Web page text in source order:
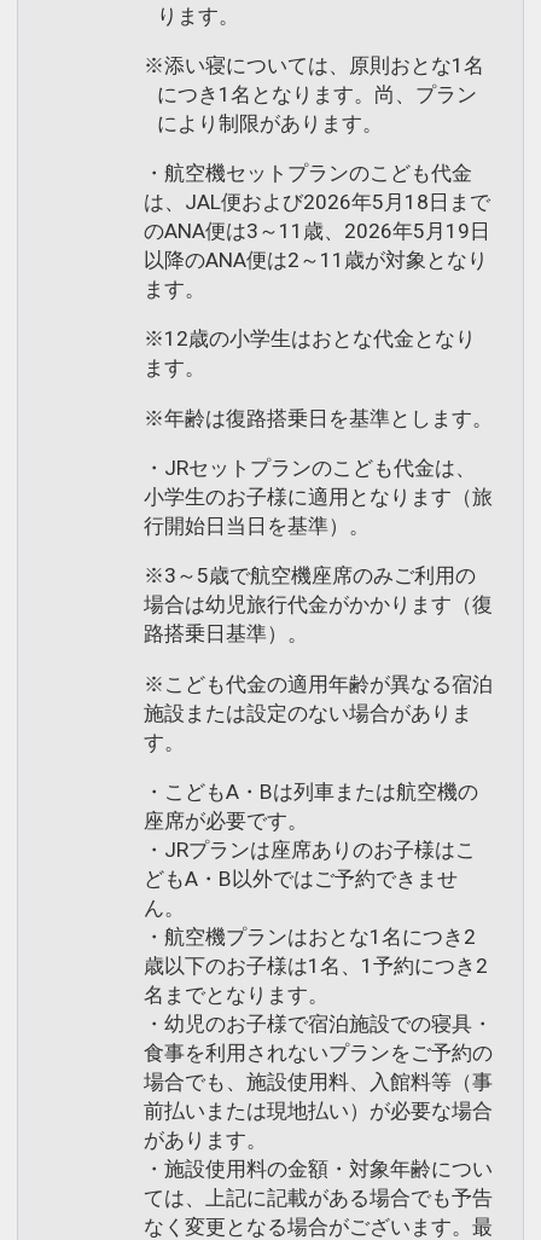
ります。
※添い寝については、原則おとな1名
につき1名となります。尚、プラン
により制限があります。
・航空機セットプランのこども代金
は、JAL便および2026年5月18日まで
のANA便は3～11歳、2026年5月19日
以降のANA便は2～11歳が対象となり
ます。
※12歳の小学生はおとな代金となり
ます。
※年齢は復路搭乗日を基準とします。
・JRセットプランのこども代金は、
小学生のお子様に適用となります（旅
行開始日当日を基準）。
※3～5歳で航空機座席のみご利用の
場合は幼児旅行代金がかかります（復
路搭乗日基準）。
※こども代金の適用年齢が異なる宿泊
施設または設定のない場合がありま
す。
・こどもA・Bは列車または航空機の
座席が必要です。
・JRプランは座席ありのお子様はこ
どもA・B以外ではご予約できませ
ん。
・航空機プランはおとな1名につき2
歳以下のお子様は1名、1予約につき2
名までとなります。
・幼児のお子様で宿泊施設での寝具・
食事を利用されないプランをご予約の
場合でも、施設使用料、入館料等（事
前払いまたは現地払い）が必要な場合
があります。
・施設使用料の金額・対象年齢につい
ては、上記に記載がある場合でも予告
なく変更となる場合がございます。最